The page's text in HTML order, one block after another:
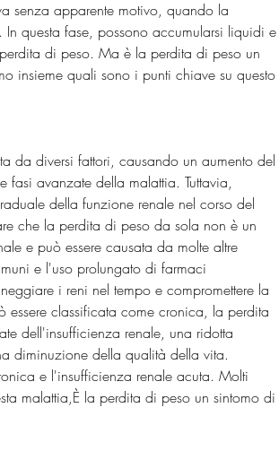
senza apparente motivo, quando la
questa fase, possono accumularsi liquidi e
di peso. Ma è la perdita di peso un
insieme quali sono i punti chiave su questo
da diversi fattori, causando un aumento del
fasi avanzate della malattia. Tuttavia,
della funzione renale nel corso del
che la perdita di peso da sola non è un
e può essere causata da molte altre
e l'uso prolungato di farmaci
i reni nel tempo e compromettere la
essere classificata come cronica, la perdita
dell'insufficienza renale, una ridotta
diminuzione della qualità della vita.
e l'insufficienza renale acuta. Molti
malattia,È la perdita di peso un sintomo di